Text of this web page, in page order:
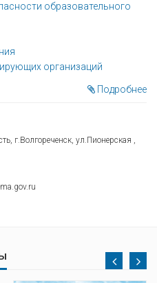
образовательного
организаций
Подробнее
г.Волгореченск, ул.Пионерская ,